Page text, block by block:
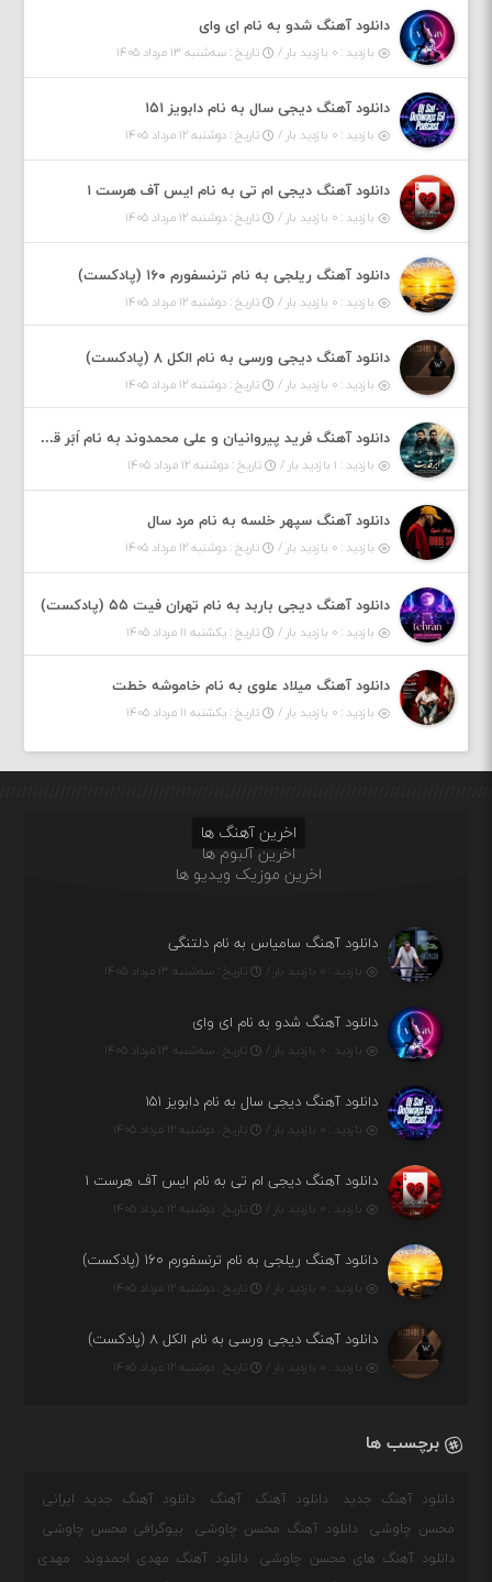
دانلود آهنگ شدو به نام ای وای
بازدید : ۰ بازدید بار / تاریخ : سه‌شنبه ۱۳ مرداد ۱۴۰۵
دانلود آهنگ دیجی سال به نام دابویز ۱۵۱
بازدید : ۰ بازدید بار / تاریخ : دوشنبه ۱۲ مرداد ۱۴۰۵
دانلود آهنگ دیجی ام تی به نام ایس آف هرست ۱
بازدید : ۰ بازدید بار / تاریخ : دوشنبه ۱۲ مرداد ۱۴۰۵
دانلود آهنگ ریلجی به نام ترنسفورم ۱۶۰ (پادکست)
بازدید : ۰ بازدید بار / تاریخ : دوشنبه ۱۲ مرداد ۱۴۰۵
دانلود آهنگ دیجی ورسی به نام الکل ۸ (پادکست)
بازدید : ۰ بازدید بار / تاریخ : دوشنبه ۱۲ مرداد ۱۴۰۵
دانلود آهنگ فرید پیروانیان و علی محمدوند به نام اَبَر قدرت
بازدید : ۱ بازدید بار / تاریخ : دوشنبه ۱۲ مرداد ۱۴۰۵
دانلود آهنگ سپهر خلسه به نام مرد سال
بازدید : ۰ بازدید بار / تاریخ : دوشنبه ۱۲ مرداد ۱۴۰۵
دانلود آهنگ دیجی باربد به نام تهران فیت ۵۵ (پادکست)
بازدید : ۰ بازدید بار / تاریخ : یکشنبه ۱۱ مرداد ۱۴۰۵
دانلود آهنگ میلاد علوی به نام خاموشه خطت
بازدید : ۰ بازدید بار / تاریخ : یکشنبه ۱۱ مرداد ۱۴۰۵
اخرین آهنگ ها
اخرین آلبوم ها
اخرین موزیک ویدیو ها
دانلود آهنگ سامیاس به نام دلتنگی
بازدید : ۰ بازدید بار / تاریخ : سه‌شنبه ۱۳ مرداد ۱۴۰۵
دانلود آهنگ شدو به نام ای وای
بازدید : ۰ بازدید بار / تاریخ : سه‌شنبه ۱۳ مرداد ۱۴۰۵
دانلود آهنگ دیجی سال به نام دابویز ۱۵۱
بازدید : ۰ بازدید بار / تاریخ : دوشنبه ۱۲ مرداد ۱۴۰۵
دانلود آهنگ دیجی ام تی به نام ایس آف هرست ۱
بازدید : ۰ بازدید بار / تاریخ : دوشنبه ۱۲ مرداد ۱۴۰۵
دانلود آهنگ ریلجی به نام ترنسفورم ۱۶۰ (پادکست)
بازدید : ۰ بازدید بار / تاریخ : دوشنبه ۱۲ مرداد ۱۴۰۵
دانلود آهنگ دیجی ورسی به نام الکل ۸ (پادکست)
بازدید : ۰ بازدید بار / تاریخ : دوشنبه ۱۲ مرداد ۱۴۰۵
برچسب ها
دانلود آهنگ جدید دانلود آهنگ آهنگ
دانلود آهنگ جدید ایرانی
محسن چاوشی
دانلود آهنگ محسن چاوشی
بیوگرافی محسن چاوشی
دانلود آهنگ های محسن چاوشی
دانلود آهنگ مهدی احمدوند
مهدی